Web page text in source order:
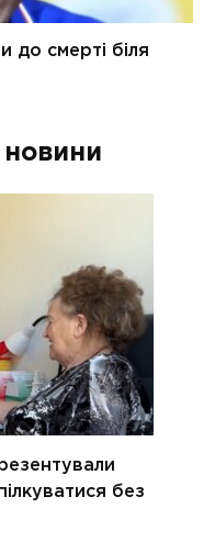
новини
без